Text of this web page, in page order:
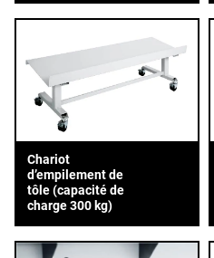
Chariot
d’empilement de
tôle (capacité de
charge 300 kg)